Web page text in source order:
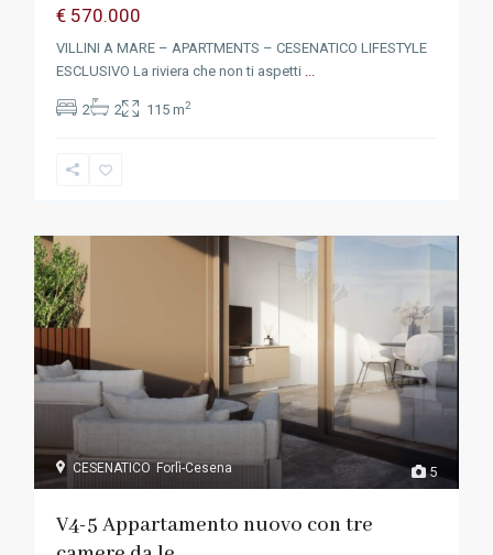
€ 570.000
VILLINI A MARE – APARTMENTS – CESENATICO LIFESTYLE
ESCLUSIVO La riviera che non ti aspetti ...
2 2 115 m2
5
CESENATICO Forlì-Cesena
V4-5 Appartamento nuovo con tre